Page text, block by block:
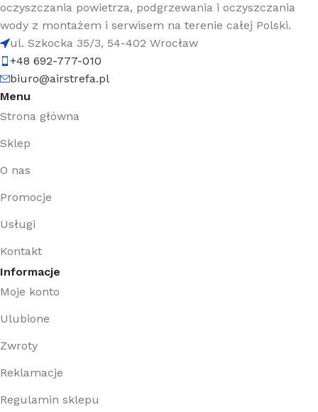
oczyszczania powietrza, podgrzewania i oczyszczania
wody z montażem i serwisem na terenie całej Polski.
ul. Szkocka 35/3, 54-402 Wrocław
+48 692-777-010
biuro@airstrefa.pl
Menu
Strona główna
Sklep
O nas
Promocje
Usługi
Kontakt
Informacje
Moje konto
Ulubione
Zwroty
Reklamacje
Regulamin sklepu